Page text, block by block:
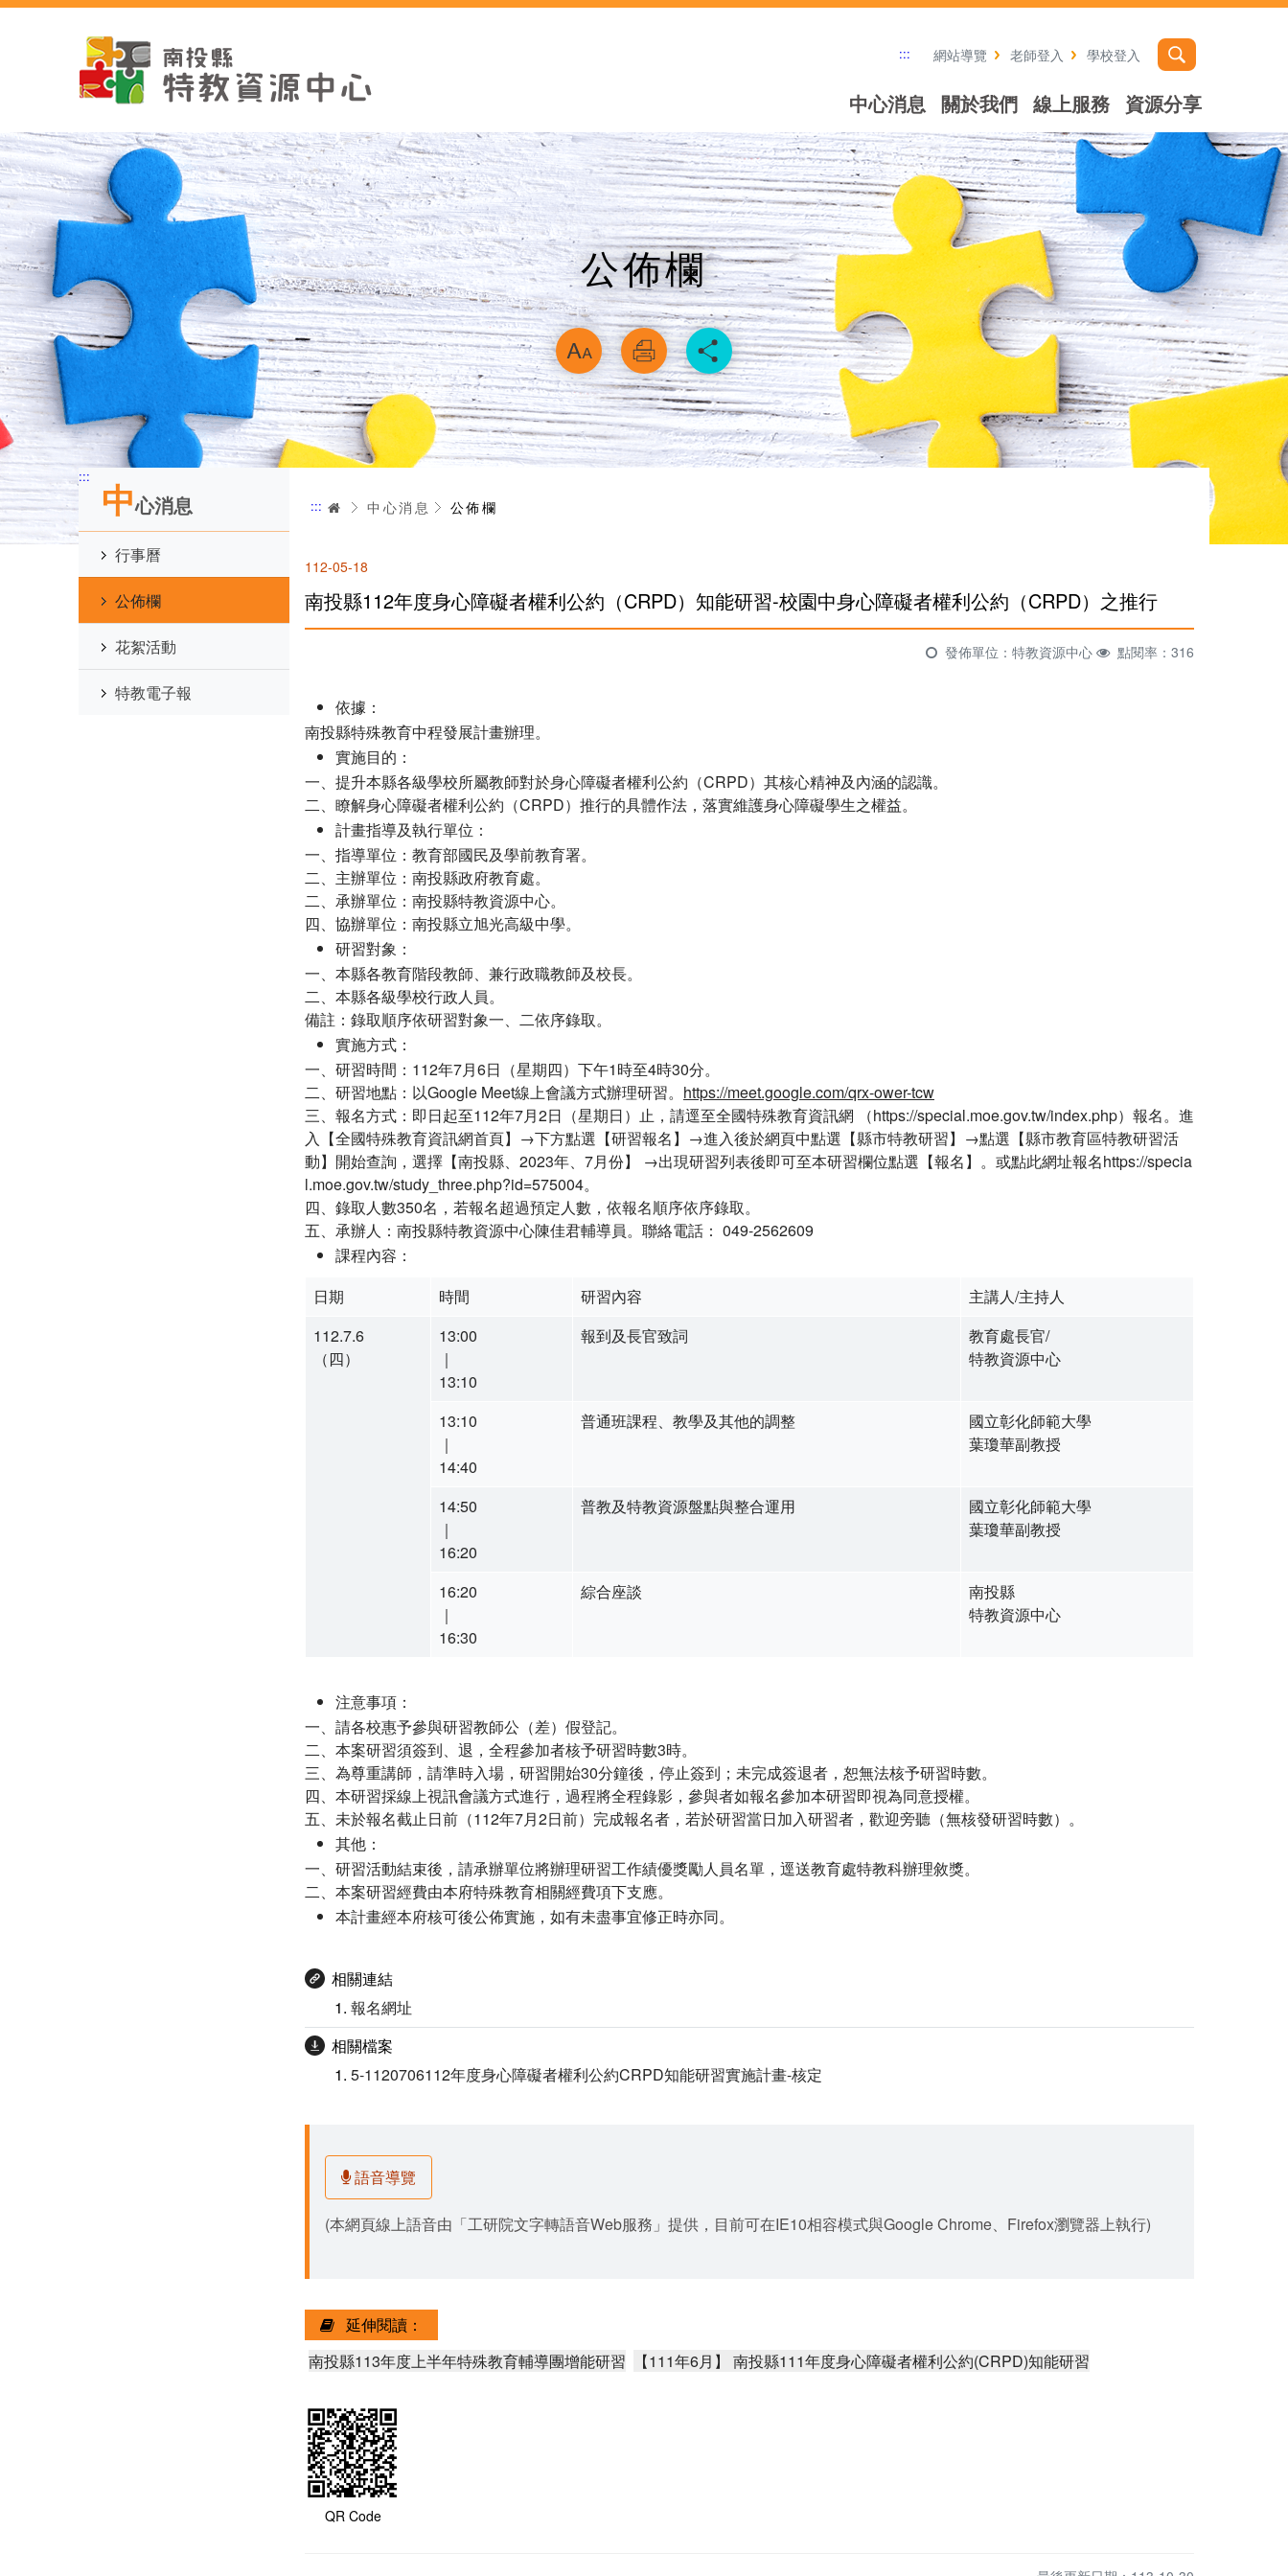
跳
::: 網站導覽 老師登入 學校登入
中心消息 關於我們 線上服務 資源分享
公佈欄
略過字型切換，社群分享工具列
中心消息
:::
行事曆
公佈欄
花絮活動
特教電子報
::: 首頁中心消息 公佈欄
112-05-18
南投縣112年度身心障礙者權利公約（CRPD）知能研習-校園中身心障礙者權利公約（CRPD）之推行
發佈單位：特教資源中心 點閱率：316
依據：
南投縣特殊教育中程發展計畫辦理。
實施目的：
一、提升本縣各級學校所屬教師對於身心障礙者權利公約（CRPD）其核心精神及內涵的認識。
二、瞭解身心障礙者權利公約（CRPD）推行的具體作法，落實維護身心障礙學生之權益。
計畫指導及執行單位：
一、指導單位：教育部國民及學前教育署。
二、主辦單位：南投縣政府教育處。
二、承辦單位：南投縣特教資源中心。
四、協辦單位：南投縣立旭光高級中學。
研習對象：
一、本縣各教育階段教師、兼行政職教師及校長。
二、本縣各級學校行政人員。
備註：錄取順序依研習對象一、二依序錄取。
實施方式：
一、研習時間：112年7月6日（星期四）下午1時至4時30分。
二、研習地點：以Google Meet線上會議方式辦理研習。 https://meet.google.com/qrx-ower-tcw
三、報名方式：即日起至112年7月2日（星期日）止，請逕至全國特殊教育資訊網 （https://special.moe.gov.tw/index.php）報名。進
入【全國特殊教育資訊網首頁】→下方點選【研習報名】→進入後於網頁中點選【縣市特教研習】→點選【縣市教育區特教研習活
動】開始查詢，選擇【南投縣、2023年、7月份】 →出現研習列表後即可至本研習欄位點選【報名】。或點此網址報名https://specia
l.moe.gov.tw/study_three.php?id=575004。
四、錄取人數350名，若報名超過預定人數，依報名順序依序錄取。
五、承辦人：南投縣特教資源中心陳佳君輔導員。聯絡電話： 049-2562609
課程內容：
日期
時間 研習內容
主講人/主持人
112.7.6
（四）
13:00
｜
13:10
報到及長官致詞
教育處長官/
特教資源中心
13:10
｜
14:40
普通班課程、教學及其他的調整
國立彰化師範大學
葉瓊華副教授
14:50
｜
16:20
普教及特教資源盤點與整合運用
國立彰化師範大學
葉瓊華副教授
16:20
｜
16:30
綜合座談
南投縣
特教資源中心
注意事項：
一、請各校惠予參與研習教師公（差）假登記。
二、本案研習須簽到、退，全程參加者核予研習時數3時。
三、為尊重講師，請準時入場，研習開始30分鐘後，停止簽到；未完成簽退者，恕無法核予研習時數。
四、本研習採線上視訊會議方式進行，過程將全程錄影，參與者如報名參加本研習即視為同意授權。
五、未於報名截止日前（112年7月2日前）完成報名者，若於研習當日加入研習者，歡迎旁聽（無核發研習時數）。
其他：
一、研習活動結束後，請承辦單位將辦理研習工作績優獎勵人員名單，逕送教育處特教科辦理敘獎。
二、本案研習經費由本府特殊教育相關經費項下支應。
本計畫經本府核可後公佈實施，如有未盡事宜修正時亦同。
相關連結
報名網址
相關檔案
5-1120706112年度身心障礙者權利公約CRPD知能研習實施計畫-核定
語音導覽
(本網頁線上語音由「工研院文字轉語音Web服務」提供，目前可在IE10相容模式與Google Chrome、Firefox瀏覽器上執行)
延伸閱讀：
南投縣113年度上半年特殊教育輔導團增能研習
【111年6月】 南投縣111年度身心障礙者權利公約(CRPD)知能研習
QR Code